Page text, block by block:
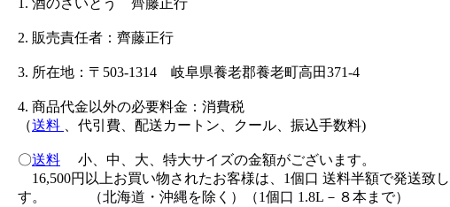
1. 酒のさいとう 齊藤正行
2. 販売責任者：齊藤正行
3. 所在地：〒503-1314 岐阜県養老郡養老町高田371-4
4. 商品代金以外の必要料金：消費税
（送料 、代引費、配送カートン、クール、振込手数料)
〇送料 小、中、大、特大サイズの金額がございます。
16,500円以上お買い物されたお客様は、1個口 送料半額で発送致し
す。 （北海道・沖縄を除く）（1個口 1.8L－８本まで）